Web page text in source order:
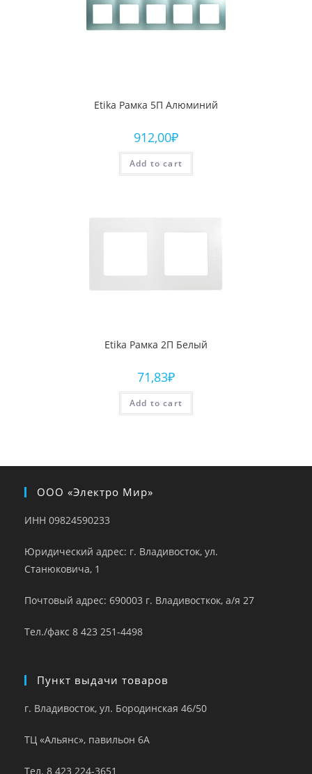
Etika Рамка 5П Алюминий
912,00₽
Add to cart
Etika Рамка 2П Белый
71,83₽
Add to cart
ООО «Электро Мир»
ИНН 09824590233
Юридический адрес: г. Владивосток, ул.
Станюковича, 1
Почтовый адрес: 690003 г. Владивосткок, а/я 27
Тел./факс 8 423 251-4498
Пункт выдачи товаров
г. Владивосток, ул. Бородинская 46/50
ТЦ «Альянс», павильон 6А
Тел. 8 423 224-3651